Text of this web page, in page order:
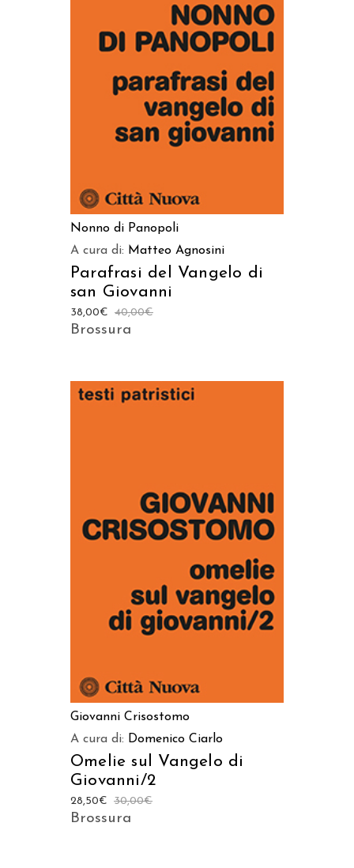
AGGIUNGI AL CARRELLO
Nonno di Panopoli
A cura di: Matteo Agnosini
Parafrasi del Vangelo di
san Giovanni
40,00€
38,00€
Brossura
AGGIUNGI AL CARRELLO
Giovanni Crisostomo
A cura di: Domenico Ciarlo
Omelie sul Vangelo di
Giovanni/2
30,00€
28,50€
Brossura